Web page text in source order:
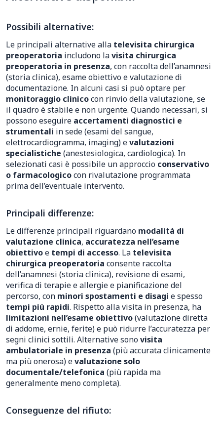
Possibili alternative:
Le principali alternative alla televisita chirurgica
preoperatoria includono lavisita chirurgica
preoperatoria in presenza, con raccolta dell’anamnesi
(storia clinica), esame obiettivo e valutazione di
documentazione. In alcuni casi si può optare per
monitoraggio clinicocon rinvio della valutazione, se
il quadro è stabile e non urgente. Quando necessari, si
possono eseguire accertamenti diagnostici e
strumentali in sede (esami del sangue,
elettrocardiogramma, imaging) evalutazioni
specialistiche (anestesiologica, cardiologica). In
selezionati casi è possibile un approccio conservativo
o farmacologicocon rivalutazione programmata
prima dell’eventuale intervento.
Principali differenze:
Le differenze principali riguardano modalità di
valutazione clinica, accuratezza nell’esame
obiettivoe tempi di accesso. La televisita
chirurgica preoperatoria consente raccolta
dell’anamnesi (storia clinica), revisione di esami,
verifica di terapie e allergie e pianificazione del
percorso, con minori spostamenti e disagi e spesso
tempi più rapidi. Rispetto alla visita in presenza, ha
limitazioni nell’esame obiettivo(valutazione diretta
di addome, ernie, ferite) e può ridurre l’accuratezza per
segni clinici sottili. Alternative sonovisita
ambulatoriale in presenza (più accurata clinicamente
ma più onerosa) evalutazione solo
documentale/telefonica (più rapida ma
generalmente meno completa).
Conseguenze del rifiuto: